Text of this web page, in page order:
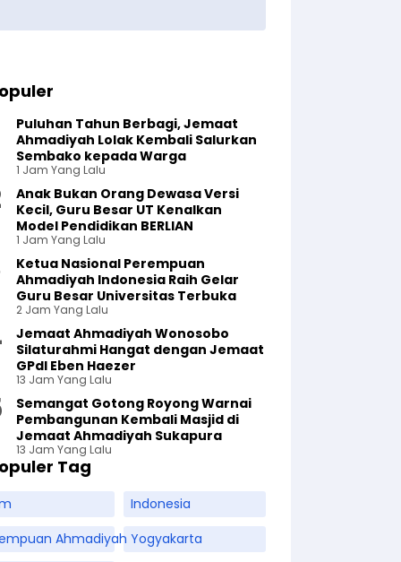
Puluhan Tahun Berbagi, Jemaat
Ahmadiyah Lolak Kembali Salurkan
Sembako kepada Warga
1 Jam Yang Lalu
Anak Bukan Orang Dewasa Versi
Kecil, Guru Besar UT Kenalkan
Model Pendidikan BERLIAN
1 Jam Yang Lalu
Ketua Nasional Perempuan
Ahmadiyah Indonesia Raih Gelar
Guru Besar Universitas Terbuka
2 Jam Yang Lalu
Jemaat Ahmadiyah Wonosobo
Silaturahmi Hangat dengan Jemaat
GPdI Eben Haezer
13 Jam Yang Lalu
Semangat Gotong Royong Warnai
Pembangunan Kembali Masjid di
Jemaat Ahmadiyah Sukapura
13 Jam Yang Lalu
Tag
Indonesia
Ahmadiyah Yogyakarta